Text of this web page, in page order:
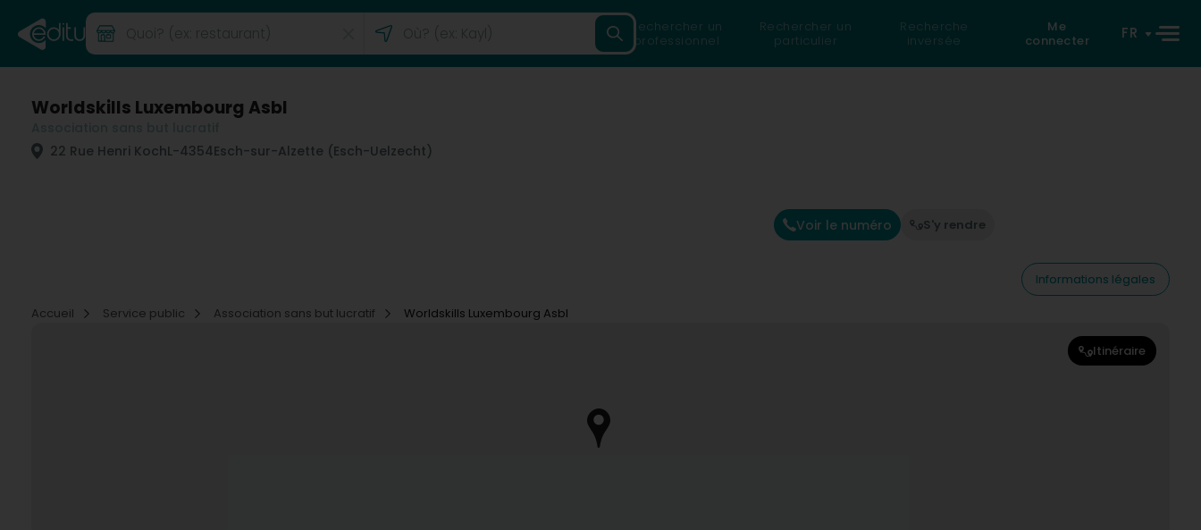
Rechercher un
professionnel
Rechercher un
particulier
Recherche
inversée
Me
connecter
FR
Worldskills Luxembourg Asbl
22 Rue Henri KochL-4354Esch-sur-Alzette (Esch-Uelzecht)
Voir le numéro S'y rendre
Informations légales
Accueil
Service public Association sans but lucratif Worldskills Luxembourg Asbl
Itinéraire